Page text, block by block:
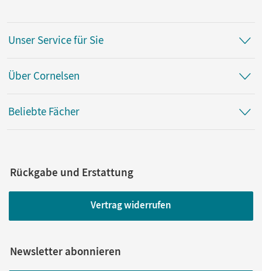
Unser Service für Sie
Über Cornelsen
Beliebte Fächer
Rückgabe und Erstattung
Vertrag widerrufen
Newsletter abonnieren